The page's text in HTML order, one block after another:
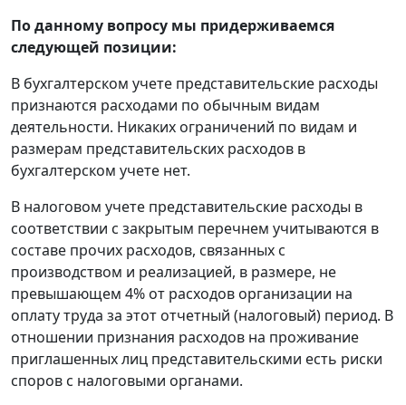
По данному вопросу мы придерживаемся
следующей позиции:
В бухгалтерском учете представительские расходы
признаются расходами по обычным видам
деятельности. Никаких ограничений по видам и
размерам представительских расходов в
бухгалтерском учете нет.
В налоговом учете представительские расходы в
соответствии с закрытым перечнем учитываются в
составе прочих расходов, связанных с
производством и реализацией, в размере, не
превышающем 4% от расходов организации на
оплату труда за этот отчетный (налоговый) период. В
отношении признания расходов на проживание
приглашенных лиц представительскими есть риски
споров с налоговыми органами.